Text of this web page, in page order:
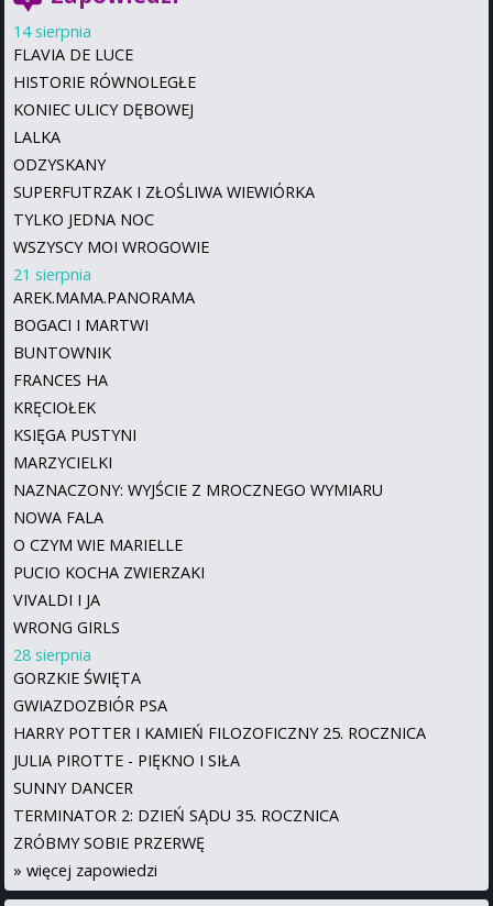
14 sierpnia
FLAVIA DE LUCE
HISTORIE RÓWNOLEGŁE
KONIEC ULICY DĘBOWEJ
LALKA
ODZYSKANY
SUPERFUTRZAK I ZŁOŚLIWA WIEWIÓRKA
TYLKO JEDNA NOC
WSZYSCY MOI WROGOWIE
21 sierpnia
AREK.MAMA.PANORAMA
BOGACI I MARTWI
BUNTOWNIK
FRANCES HA
KRĘCIOŁEK
KSIĘGA PUSTYNI
MARZYCIELKI
NAZNACZONY: WYJŚCIE Z MROCZNEGO WYMIARU
NOWA FALA
O CZYM WIE MARIELLE
PUCIO KOCHA ZWIERZAKI
VIVALDI I JA
WRONG GIRLS
28 sierpnia
GORZKIE ŚWIĘTA
GWIAZDOZBIÓR PSA
HARRY POTTER I KAMIEŃ FILOZOFICZNY 25. ROCZNICA
JULIA PIROTTE - PIĘKNO I SIŁA
SUNNY DANCER
TERMINATOR 2: DZIEŃ SĄDU 35. ROCZNICA
ZRÓBMY SOBIE PRZERWĘ
» więcej zapowiedzi